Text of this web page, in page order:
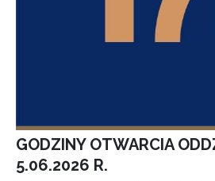
GODZINY OTWARCIA
5.06.2026 R.